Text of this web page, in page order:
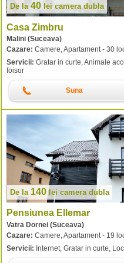
De la40 lei camera dubla
Casa Zimbru
Malini (Suceava)
Cazare: Camere, Apartament - 30
Servicii: Gratar in curte, Animale
foisor
Suna
De la 140 lei camera dubla
Pensiunea Ellemar
Vatra Dornei (Suceava)
Cazare: Camere, Apartament - 19
Servicii: Internet, Gratar in curte,